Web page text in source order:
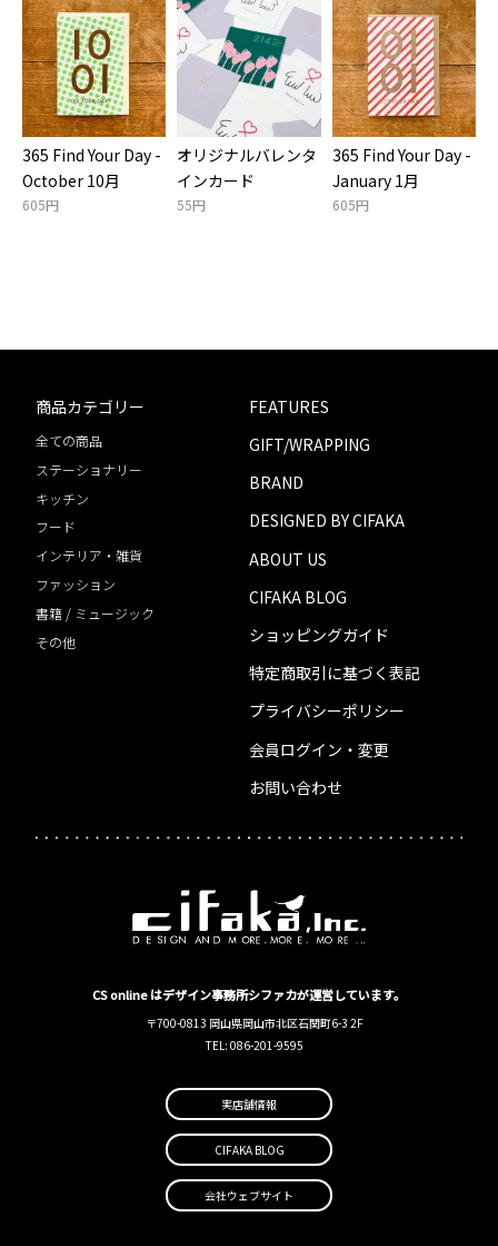
365 Find Your Day -
October 10月
605円
オリジナルバレンタ
インカード
55円
365 Find Your Day -
January 1月
605円
商品カテゴリー
全ての商品
ステーショナリー
キッチン
フード
インテリア・雑貨
ファッション
書籍 / ミュージック
その他
FEATURES
GIFT/WRAPPING
BRAND
DESIGNED BY CIFAKA
ABOUT US
CIFAKA BLOG
ショッピングガイド
特定商取引に基づく表記
プライバシーポリシー
会員ログイン・変更
お問い合わせ
CS online はデザイン事務所シファカが運営しています。
〒700-0813 岡山県岡山市北区石関町6-3 2F
TEL: 086-201-9595
実店舗情報
CIFAKA BLOG
会社ウェブサイト